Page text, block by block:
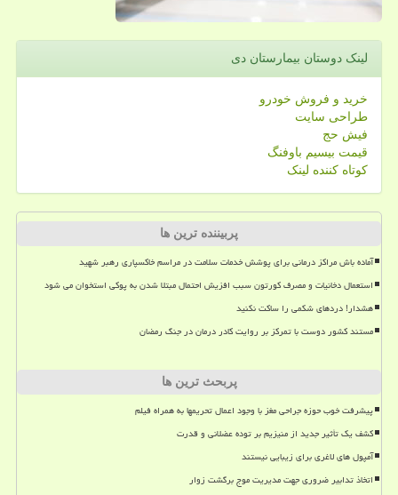
لینک دوستان بیمارستان دی
خرید و فروش خودرو
طراحی سایت
فیش حج
قیمت بیسیم باوفنگ
کوتاه کننده لینک
پربیننده ترین ها
آماده باش مراکز درمانی برای پوشش خدمات سلامت در مراسم خاکسپاری رهبر شهید
استعمال دخانیات و مصرف کورتون سبب افزیش احتمال مبتلا شدن به پوکی استخوان می شود
هشدار! دردهای شکمی را ساکت نکنید
مستند کشور دوست با تمرکز بر روایت کادر درمان در جنگ رمضان
پربحث ترین ها
پیشرفت خوب حوزه جراحی مغز با وجود اعمال تحریمها به همراه فیلم
کشف یک تأثیر جدید از منیزیم بر توده عضلانی و قدرت
آمپول های لاغری برای زیبایی نیستند
اتخاذ تدابیر ضروری جهت مدیریت موج برگشت زوار